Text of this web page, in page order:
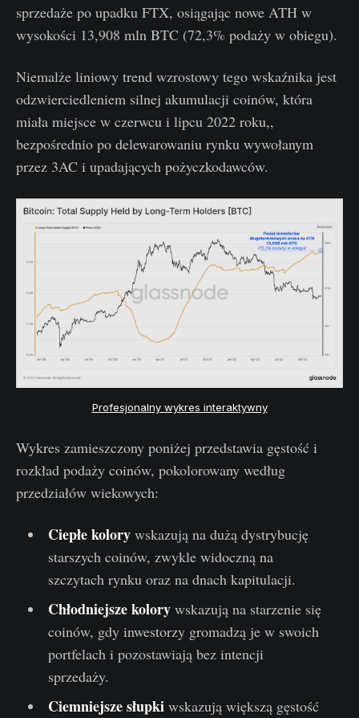
sprzedaże po upadku FTX, osiągając nowe ATH w
wysokości 13,908 mln BTC (72,3% podaży w obiegu).
Niemalże liniowy trend wzrostowy tego wskaźnika jest
odzwierciedleniem silnej akumulacji coinów, która
miała miejsce w czerwcu i lipcu 2022 roku,,
bezpośrednio po delewarowaniu rynku wywołanym
przez 3AC i upadających pożyczkodawców.
Profesjonalny wykres interaktywny
Wykres zamieszczony poniżej przedstawia gęstość i
rozkład podaży coinów, pokolorowany według
przedziałów wiekowych:
Ciepłe kolorywskazują na dużą dystrybucję
starszych coinów, zwykle widoczną na
szczytach rynku oraz na dnach kapitulacji.
Chłodniejsze kolorywskazują na starzenie się
coinów, gdy inwestorzy gromadzą je w swoich
portfelach i pozostawiają bez intencji
sprzedaży.
Ciemniejsze słupki wskazują większą gęstość